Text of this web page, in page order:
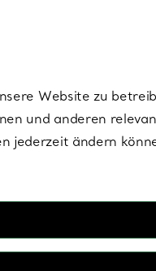
Website zu
und anderen
jederzeit ändern